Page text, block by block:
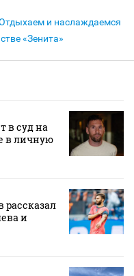
и наслаждаемся
«Зенита»
в суд на
в личную
и